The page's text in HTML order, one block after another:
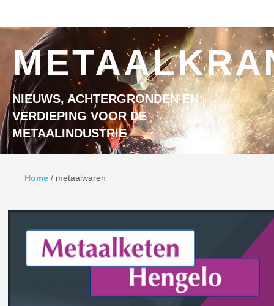
NIEUWS, ACHTERGRONDEN EN
VERDIEPING VOOR DE
METAALINDUSTRIE
Home / metaalwaren